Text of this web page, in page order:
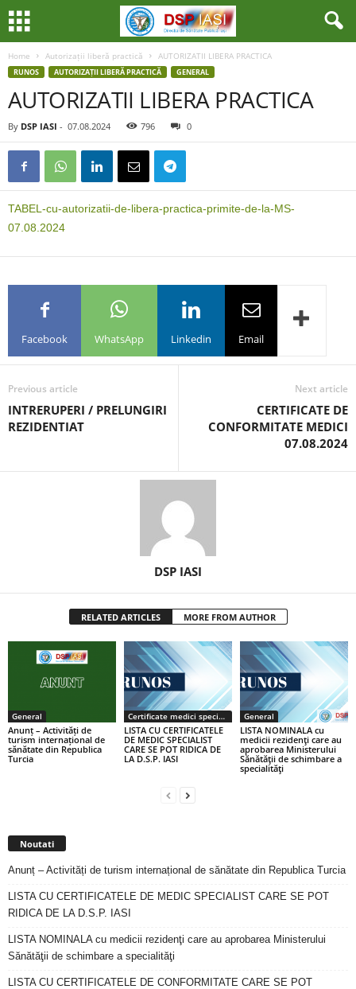
Home Autorizații liberă practică AUTORIZATII LIBERA PRACTICA
RUNOS AUTORIZAȚII LIBERĂ PRACTICĂ GENERAL
AUTORIZATII LIBERA PRACTICA
By DSP IASI - 07.08.2024 796 0
TABEL-cu-autorizatii-de-libera-practica-primite-de-la-MS-
07.08.2024
Facebook WhatsApp Linkedin Email
Previous article
INTRERUPERI / PRELUNGIRI
REZIDENTIAT
Next article
CERTIFICATE DE
CONFORMITATE MEDICI
07.08.2024
DSP IASI
RELATED ARTICLES MORE FROM AUTHOR
General
Anunț – Activități de
turism internațional de
sănătate din Republica
Turcia
Certificate medici specialiști / primari
LISTA CU CERTIFICATELE
DE MEDIC SPECIALIST
CARE SE POT RIDICA DE
LA D.S.P. IASI
General
LISTA NOMINALA cu
medicii rezidenţi care au
aprobarea Ministerului
Sănătăţii de schimbare a
specialităţi
Noutati
Anunț – Activități de turism internațional de sănătate din Republica Turcia
LISTA CU CERTIFICATELE DE MEDIC SPECIALIST CARE SE POT
RIDICA DE LA D.S.P. IASI
LISTA NOMINALA cu medicii rezidenţi care au aprobarea Ministerului
Sănătăţii de schimbare a specialităţi
LISTA CU CERTIFICATELE DE CONFORMITATE CARE SE POT